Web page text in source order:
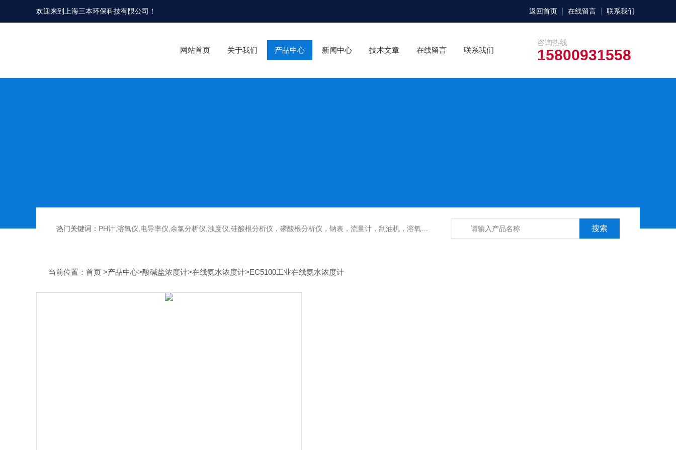
欢迎来到 上海三本环保科技有限公司 ！ 返回首页 在线留言 联系我们
咨询热线
15800931558
网站首页 关于我们 产品中心 新闻中心 技术文章 在线留言 联系我们
热门关键词： PH计,溶氧仪,电导率仪,余氯分析仪,浊度仪,硅酸根分析仪，磷酸根分析仪，钠表，流量计，刮油机，溶氧电极，PH电极，气体分析仪，氧化锆分析仪，压力变送器，刮油机，电导电极，锑电极，ORP电极，酸度计，气体检测仪，液位计，温度变送器，PH变送器
当前位置： 首页 >产品中心>酸碱盐浓度计>在线氨水浓度计>EC5100工业在线氨水浓度计